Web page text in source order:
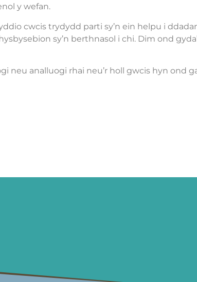
y wefan.
cwcis trydydd parti sy’n ein helpu i
sy’n berthnasol i chi. Dim ond
neu analluogi rhai neu’r holl gwcis hyn ond